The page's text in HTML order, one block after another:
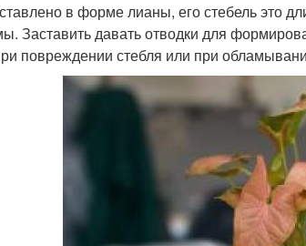
в форме лианы, его стебель это
Заставить давать отводки для
повреждении стебля или при